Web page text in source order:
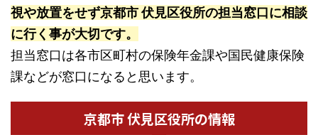
視や放置をせず京都市 伏見区役所の担当窓口に相談
に行く事が大切です。
担当窓口は各市区町村の保険年金課や国民健康保険
課などが窓口になると思います。
京都市 伏見区役所の情報